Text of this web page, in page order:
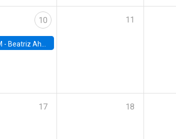
10
- Beatriz Ahumada, PhD candidate, Universidad de Pittsburgh
11
17 18